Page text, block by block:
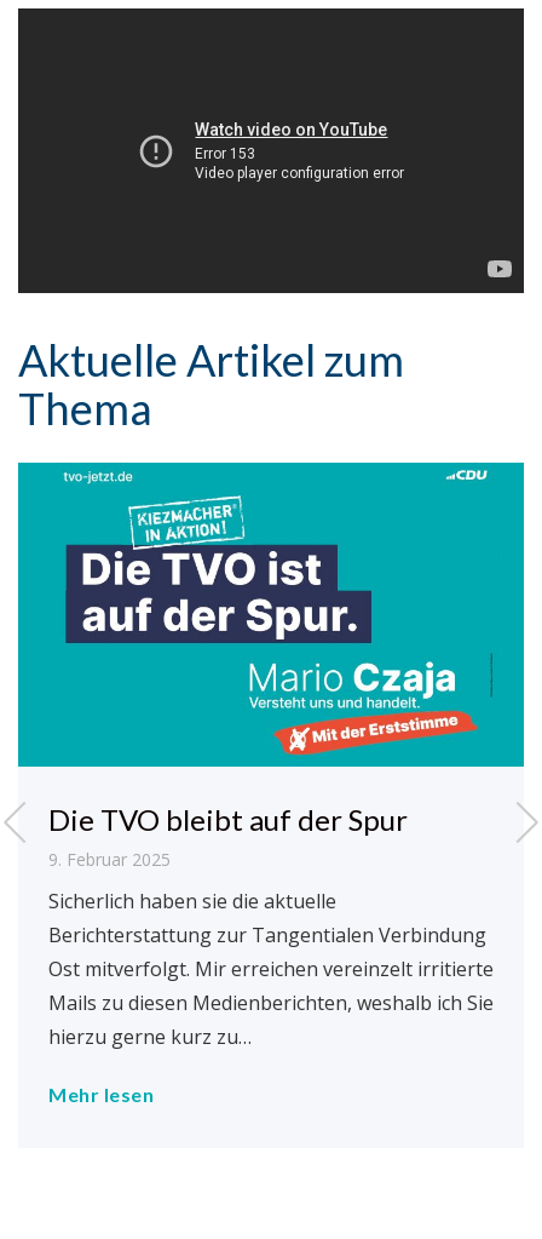
Aktuelle Artikel zum
Thema
Die TVO bleibt auf der Spur
9. Februar 2025
Sicherlich haben sie die aktuelle
Berichterstattung zur Tangentialen Verbindung
Ost mitverfolgt. Mir erreichen vereinzelt irritierte
Mails zu diesen Medienberichten, weshalb ich Sie
hierzu gerne kurz zu…
Mehr lesen